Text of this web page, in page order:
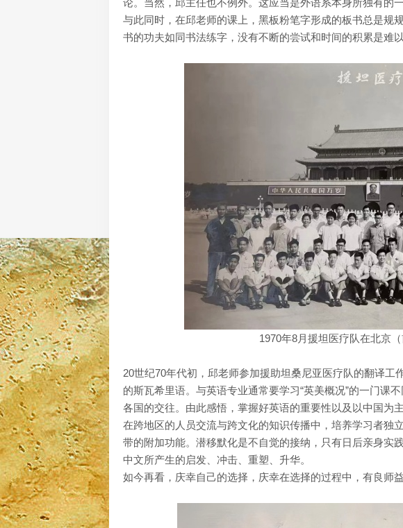
论。当然，邱主任也不例外。这应当是外语系本身所独有的
与此同时，在邱老师的课上，黑板粉笔字形成的板书总是规
书的功夫如同书法练字，没有不断的尝试和时间的积累是难
1970年8月援坦医疗队在北京
20世纪70年代初，邱老师参加援助坦桑尼亚医疗队的翻译
的斯瓦希里语。与英语专业通常要学习“英美概况”的一门课
各国的交往。由此感悟，掌握好英语的重要性以及以中国为
在跨地区的人员交流与跨文化的知识传播中，培养学习者独
带的附加功能。潜移默化是不自觉的接纳，只有日后亲身实
中文所产生的启发、冲击、重塑、升华。
如今再看，庆幸自己的选择，庆幸在选择的过程中，有良师